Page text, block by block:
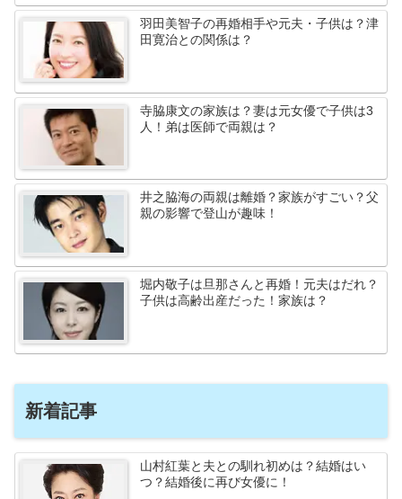
羽田美智子の再婚相手や元夫・子供は？津
田寛治との関係は？
寺脇康文の家族は？妻は元女優で子供は3
人！弟は医師で両親は？
井之脇海の両親は離婚？家族がすごい？父
親の影響で登山が趣味！
堀内敬子は旦那さんと再婚！元夫はだれ？
子供は高齢出産だった！家族は？
新着記事
山村紅葉と夫との馴れ初めは？結婚はい
つ？結婚後に再び女優に！